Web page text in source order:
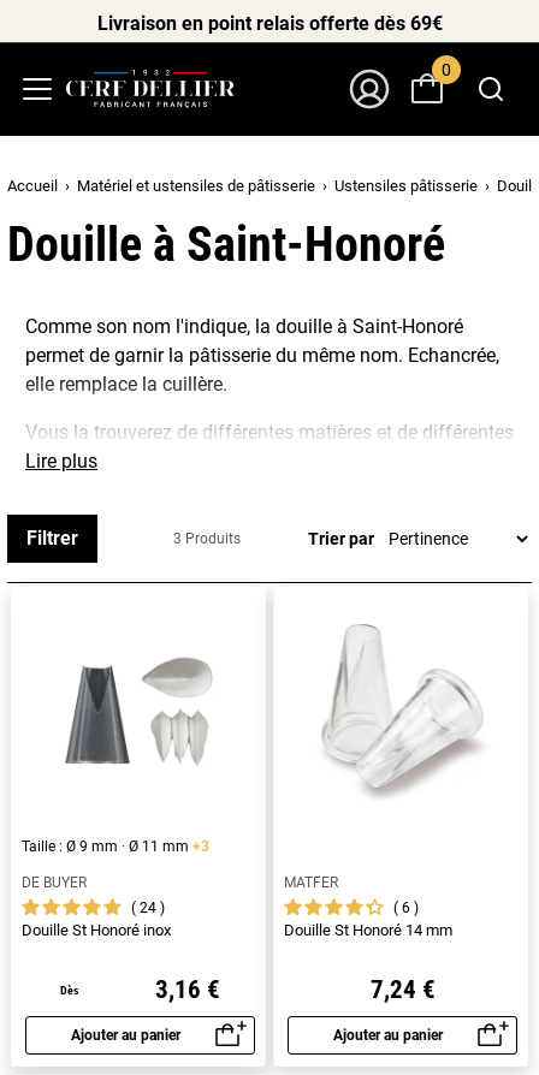
Livraison en point relais offerte dès 69€
0
Accueil Matériel et ustensiles de pâtisserie Ustensiles pâtisserie
Douille à Saint-Honoré
Comme son nom l'indique, la douille à Saint-Honoré
permet de garnir la pâtisserie du même nom. Echancrée,
elle remplace la cuillère.
Vous la trouverez de différentes matières et de différentes
tailles.
Lire plus
3 Produits
Filtrer Trier par
Taille : Ø 9 mm · Ø 11 mm +3
DE BUYER
24
Douille St Honoré inox
Dès 3,16 €
Ajouter au panier
Aperçu rapide
MATFER
6
Douille St Honoré 14 mm
7,24 €
Ajouter au panier
Aperçu rapide